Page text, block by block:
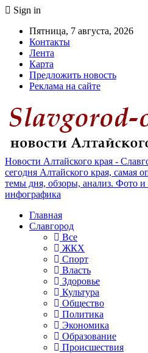
Sign in
Пятница, 7 августа, 2026
Контакты
Лента
Карта
Предложить новость
Реклама на сайте
Новости Алтайского края -
сегодня Алтайского края, самая
темы дня, обзоры, анализ. Фото и
инфографика
Главная
Славгород
Все
ЖКХ
Спорт
Власть
Здоровье
Культура
Общество
Политика
Экономика
Образование
Происшествия